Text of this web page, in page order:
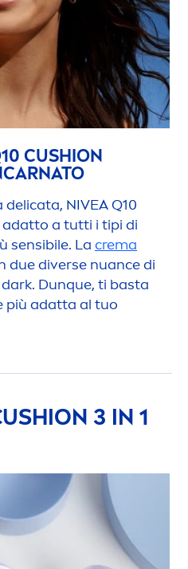
CUSHION
delicata, NIVEAQ10
a tutti i tipi di
sensibile. La crema
due diverse nuance di
Dunque, ti basta
più adatta al tuo
3 IN 1